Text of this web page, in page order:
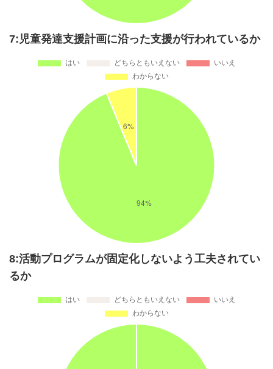
7:児童発達支援計画に沿った支援が行われているか
8:活動プログラムが固定化しないよう工夫されてい
るか